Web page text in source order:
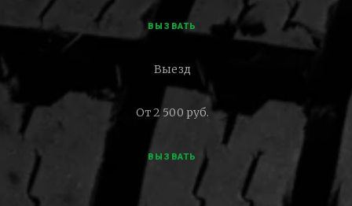
ВЫЗВАТЬ
Выезд
От 2 500 руб.
ВЫЗВАТЬ